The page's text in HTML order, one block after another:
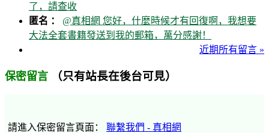
了，請查收
匿名 ： @真相網 您好，什麼時候才有回復啊，我想要
大法全套書籍發送到我的郵箱，萬分感謝！
近期所有留言 »
保密留言 （只有站長在後台可見）
請進入保密留言頁面： 聯繫我們 - 真相網